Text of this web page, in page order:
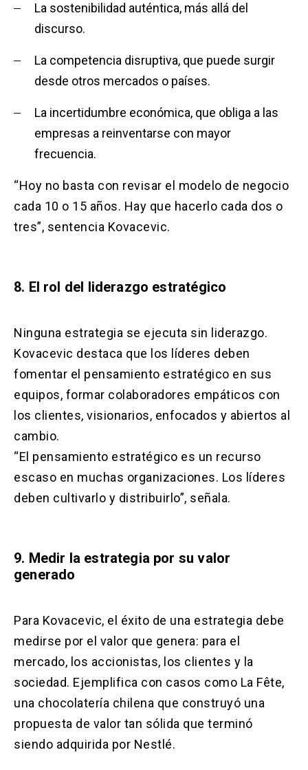
La sostenibilidad auténtica, más allá del
discurso.
La competencia disruptiva, que puede surgir
desde otros mercados o países.
La incertidumbre económica, que obliga a las
empresas a reinventarse con mayor
frecuencia.
“Hoy no basta con revisar el modelo de negocio
cada 10 o 15 años. Hay que hacerlo cada dos o
tres”, sentencia Kovacevic.
8. El rol del liderazgo estratégico
Ninguna estrategia se ejecuta sin liderazgo.
Kovacevic destaca que los líderes deben
fomentar el pensamiento estratégico en sus
equipos, formar colaboradores empáticos con
los clientes, visionarios, enfocados y abiertos al
cambio.
“El pensamiento estratégico es un recurso
escaso en muchas organizaciones. Los líderes
deben cultivarlo y distribuirlo”, señala.
9. Medir la estrategia por su valor
generado
Para Kovacevic, el éxito de una estrategia debe
medirse por el valor que genera: para el
mercado, los accionistas, los clientes y la
sociedad. Ejemplifica con casos como La Fête,
una chocolatería chilena que construyó una
propuesta de valor tan sólida que terminó
siendo adquirida por Nestlé.